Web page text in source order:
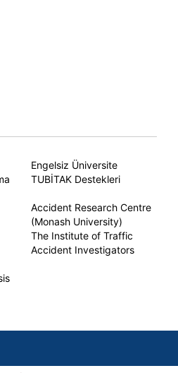
Engelsiz Üniversite
TUBİTAK Destekleri
Accident Research Centre
(Monash University)
The Institute of Traffic
Accident Investigators